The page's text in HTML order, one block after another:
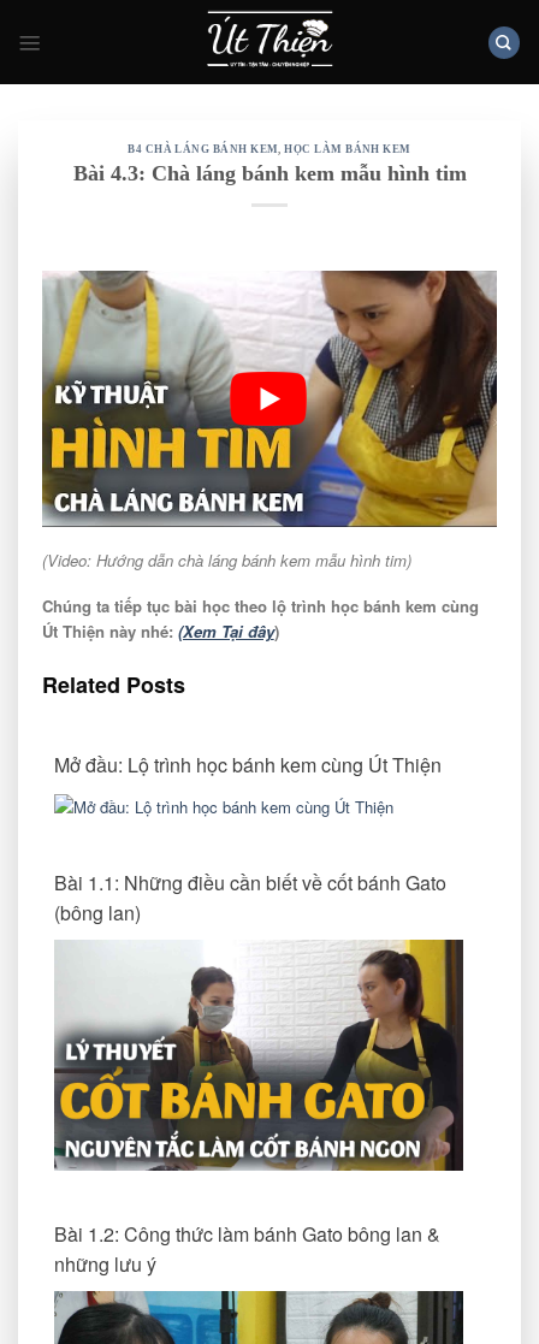
B4 CHÀ LÁNG BÁNH KEM ,HỌC LÀM BÁNH KEM
Bài 4.3: Chà láng bánh kem mẫu hình tim
(Video: Hướng dẫn chà láng bánh kem mẫu hình tim)
Chúng ta tiếp tục bài học theo lộ trình học bánh kem cùng
Út Thiện này nhé: (Xem Tại đây)
Related Posts
Mở đầu: Lộ trình học bánh kem cùng Út Thiện
Bài 1.1: Những điều cần biết về cốt bánh Gato
(bông lan)
Bài 1.2: Công thức làm bánh Gato bông lan &
những lưu ý